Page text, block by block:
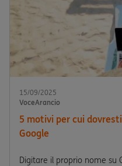
15/09/2025
VoceArancio
5 motivi per cui
Google
Digitare il proprio nome su